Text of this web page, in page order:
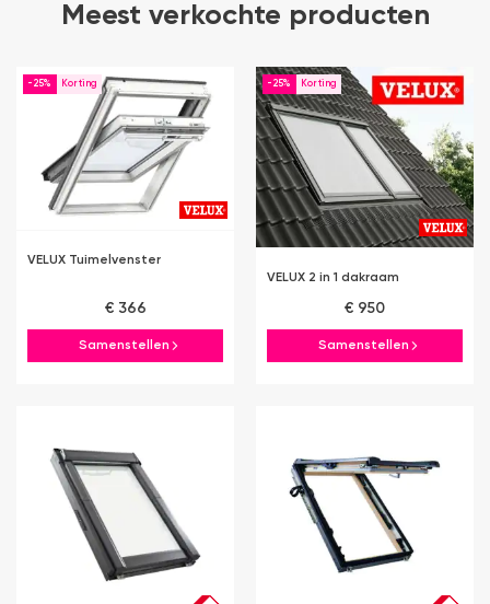
Meest verkochte producten
-25%
VELUX Tuimelvenster
€ 366
Samenstellen
-25%
VELUX 2 in 1 dakraam
€ 950
Samenstellen